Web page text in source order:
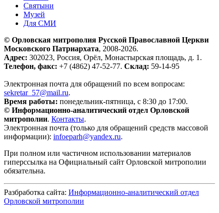
Святыни
Музей
Для СМИ
© Орловская митрополия Русской Православной Церкви
Московского Патриархата, 2008-2026.
Адрес: 302023, Россия, Орёл, Монастырская площадь, д. 1.
Телефон, факс: +7 (4862) 47-52-77. Склад: 59-14-95
Электронная почта для обращений по всем вопросам:
sekretar_57@mail.ru.
Время работы: понедельник-пятница, с 8:30 до 17:00.
© Информационно-аналитический отдел Орловской
митрополии. Контакты.
Электронная почта (только для обращений средств массовой
информации): infoeparh@yandex.ru.
При полном или частичном использовании материалов
гиперссылка на Официальный сайт Орловской митрополии
обязательна.
Разбработка сайта: Информационно-аналитический отдел
Орловской митрополии